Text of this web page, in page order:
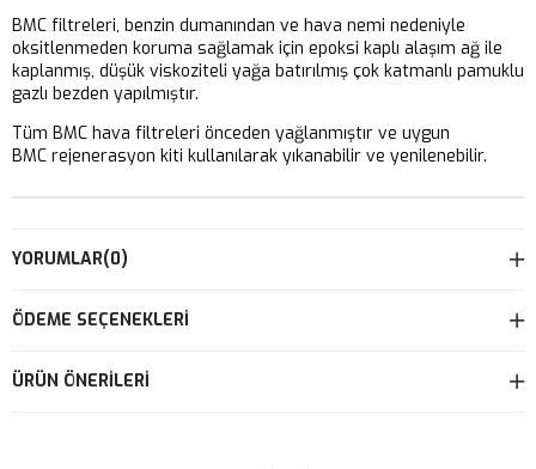
BMC filtreleri, benzin dumanından ve hava nemi nedeniyle
oksitlenmeden koruma sağlamak için epoksi kaplı alaşım ağ ile
kaplanmış, düşük viskoziteli yağa batırılmış çok katmanlı pamuklu
gazlı bezden yapılmıştır.
Tüm BMC hava filtreleri önceden yağlanmıştır ve uygun
BMC rejenerasyon kiti kullanılarak yıkanabilir ve yenilenebilir.
YORUMLAR(0)
ÖDEME SEÇENEKLERI
ÜRÜN ÖNERILERI